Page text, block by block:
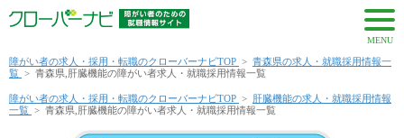
MENU
障がい者の求人・採用・転職のクローバーナビTOP > 青森県の求人・就職採用情報一
覧 > 青森県,肝臓機能の障がい者求人・就職採用情報一覧
障がい者の求人・採用・転職のクローバーナビTOP > 肝臓機能の求人・就職採用情報
一覧 > 青森県,肝臓機能の障がい者求人・就職採用情報一覧